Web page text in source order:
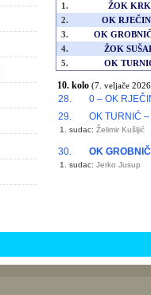
1.
ŽOK KRK
2.
OK
3.
OK
4.
ŽOK
5.
OK
10. kolo (7. veljače
28.
0 – OK
29.
OK TURNIĆ –
1. sudac: Želimir Kušljić
30. OK
1. sudac: Jerko Jusup